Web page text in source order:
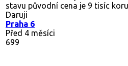
stavu původní cena je 9 tisíc
Daruji
Praha 6
Před 4 měsíci
699